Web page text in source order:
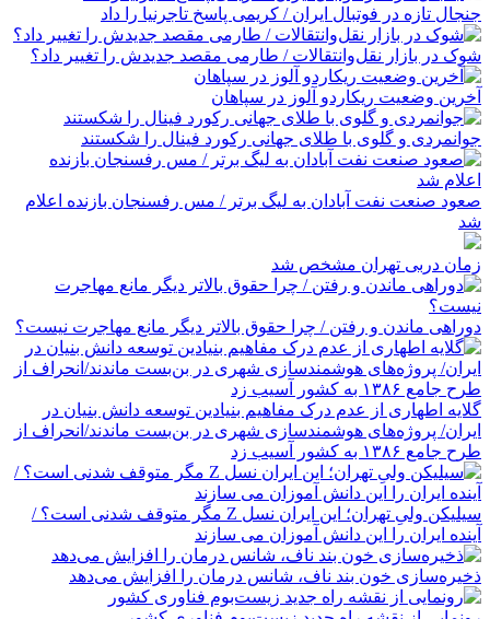
جنجال تازه در فوتبال ایران / کریمی پاسخ تاجرنیا را داد
شوک در بازار نقل‌وانتقالات / طارمی مقصد جدیدش را تغییر داد؟
آخرین وضعیت ریکاردو آلوز در سپاهان
جوانمردی و گلوی با طلای جهانی رکورد فینال را شکستند
صعود صنعت نفت آبادان به لیگ برتر / مس رفسنجان بازنده اعلام
شد
زمان دربی تهران مشخص شد
دوراهی ماندن و رفتن / چرا حقوق بالاتر دیگر مانع مهاجرت نیست؟
گلایه اطهاری از عدم درک مفاهیم بنیادین توسعه دانش بنیان در
ایران/ پروژه‌های هوشمندسازی شهری در بن‌بست ماندند/انحراف از
طرح جامع ۱۳۸۶ به کشور آسیب زد
سیلیکن ولیِ تهران؛ این ایران نسل Z مگر متوقف شدنی است؟ /
آینده ایران را این دانش آموزان می سازند
ذخیره‌سازی خون بند ناف، شانس درمان را افزایش می‌دهد